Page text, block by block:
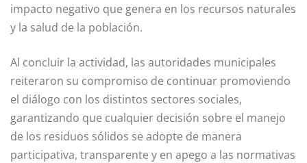
impacto negativo que genera en los recursos naturales
y la salud de la población.
Al concluir la actividad, las autoridades municipales
reiteraron su compromiso de continuar promoviendo
el diálogo con los distintos sectores sociales,
garantizando que cualquier decisión sobre el manejo
de los residuos sólidos se adopte de manera
participativa, transparente y en apego a las normativas